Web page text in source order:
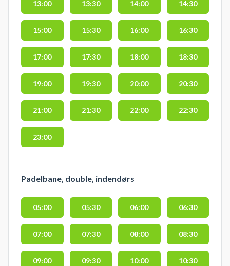
13:00 13:30 14:00 14:30
15:00 15:30 16:00 16:30
17:00 17:30 18:00 18:30
19:00 19:30 20:00 20:30
21:00 21:30 22:00 22:30
23:00
Padelbane, double, indendørs
05:00 05:30 06:00 06:30
07:00 07:30 08:00 08:30
09:00 09:30 10:00 10:30